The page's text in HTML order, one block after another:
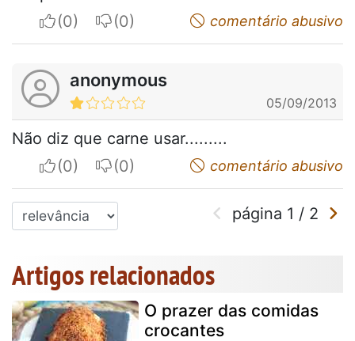
I apreciateI do not appreciatecomentário abusivo
anonymous
05/09/2013
Não diz que carne usar.........
I apreciateI do not appreciatecomentário abusivo
página 1 / 2
Artigos relacionados
O prazer das comidas
crocantes